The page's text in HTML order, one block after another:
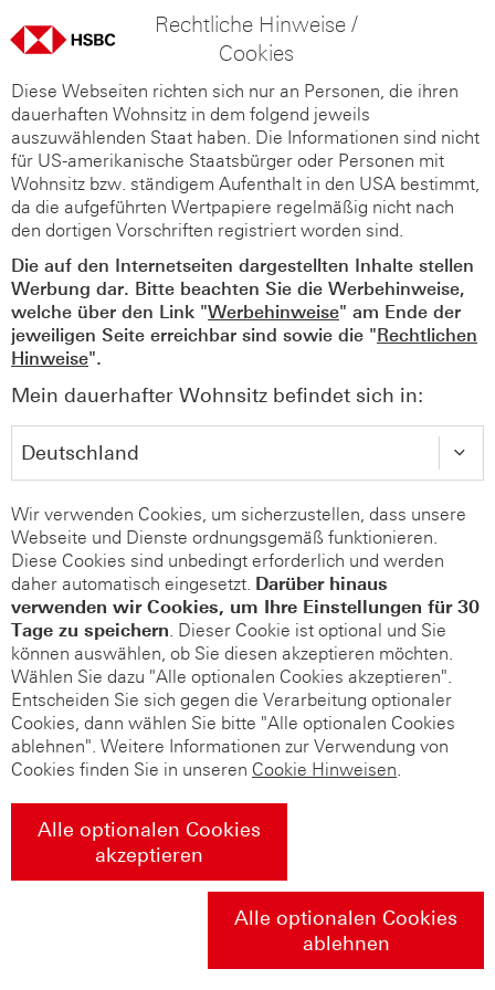
Rechtliche Hinweise /
Cookies
Diese Webseiten richten sich nur an Personen, die ihren
dauerhaften Wohnsitz in dem folgend jeweils
auszuwählenden Staat haben. Die Informationen sind nicht
für US-amerikanische Staatsbürger oder Personen mit
Wohnsitz bzw. ständigem Aufenthalt in den USA bestimmt,
da die aufgeführten Wertpapiere regelmäßig nicht nach
den dortigen Vorschriften registriert worden sind.
Die auf den Internetseiten dargestellten Inhalte stellen
Werbung dar. Bitte beachten Sie die Werbehinweise,
welche über den Link "Werbehinweise" am Ende der
jeweiligen Seite erreichbar sind sowie die "Rechtlichen
Hinweise".
Mein dauerhafter Wohnsitz befindet sich in:
Wir verwenden Cookies, um sicherzustellen, dass unsere
Webseite und Dienste ordnungsgemäß funktionieren.
Diese Cookies sind unbedingt erforderlich und werden
daher automatisch eingesetzt. Darüber hinaus
verwenden wir Cookies, um Ihre Einstellungen für 30
Tage zu speichern. Dieser Cookie ist optional und Sie
können auswählen, ob Sie diesen akzeptieren möchten.
Wählen Sie dazu "Alle optionalen Cookies akzeptieren".
Entscheiden Sie sich gegen die Verarbeitung optionaler
Cookies, dann wählen Sie bitte "Alle optionalen Cookies
ablehnen". Weitere Informationen zur Verwendung von
Cookies finden Sie in unseren Cookie Hinweisen.
Alle optionalen Cookies
akzeptieren
Alle optionalen Cookies
ablehnen